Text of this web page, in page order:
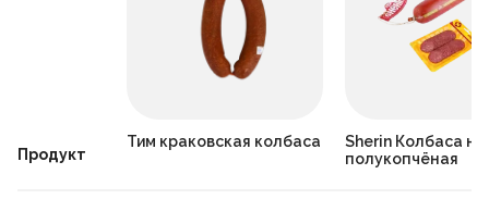
Продукт
Тим краковская колбаса
Sherin Колбаса
полукопчёная